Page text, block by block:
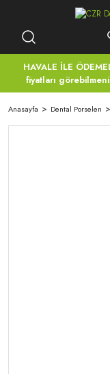
HAVALE İLE
fiyatları
Anasayfa Dental Porselen